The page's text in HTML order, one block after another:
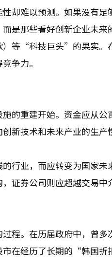
却难以预测。如果没有
是那些看好创新企业未
等“科技巨头”的果实。
争力。
的重建开始。资金应从
新技术和未来产业的生产
行业，而应转变为国家
证券公司则应超越交易
程。在历届政府中，曾
市在经历了长期的“韩国